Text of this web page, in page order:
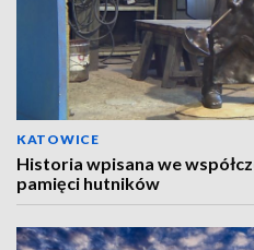
KATOWICE
Historia wpisana we
pamięci hutników